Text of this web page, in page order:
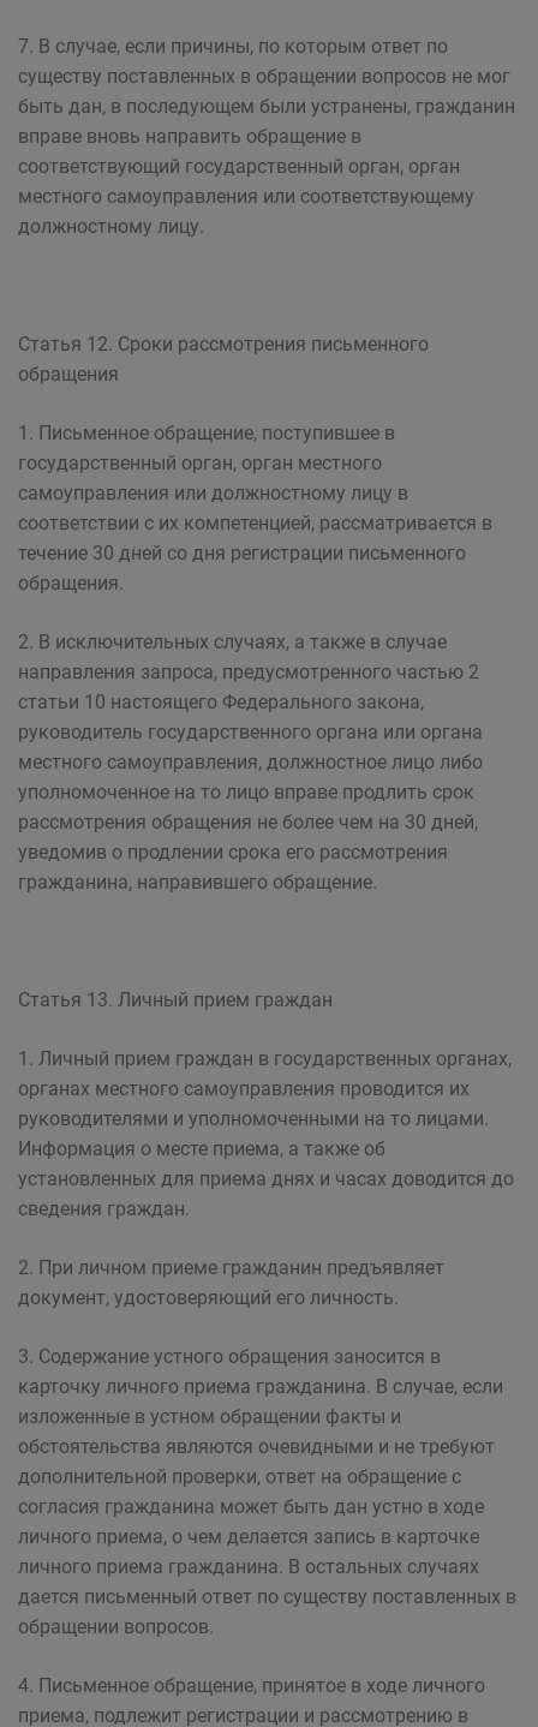
7. В случае, если причины, по которым ответ по
существу поставленных в обращении вопросов не мог
быть дан, в последующем были устранены, гражданин
вправе вновь направить обращение в
соответствующий государственный орган, орган
местного самоуправления или соответствующему
должностному лицу.
Статья 12. Сроки рассмотрения письменного
обращения
1. Письменное обращение, поступившее в
государственный орган, орган местного
самоуправления или должностному лицу в
соответствии с их компетенцией, рассматривается в
течение 30 дней со дня регистрации письменного
обращения.
2. В исключительных случаях, а также в случае
направления запроса, предусмотренного частью 2
статьи 10 настоящего Федерального закона,
руководитель государственного органа или органа
местного самоуправления, должностное лицо либо
уполномоченное на то лицо вправе продлить срок
рассмотрения обращения не более чем на 30 дней,
уведомив о продлении срока его рассмотрения
гражданина, направившего обращение.
Статья 13. Личный прием граждан
1. Личный прием граждан в государственных органах,
органах местного самоуправления проводится их
руководителями и уполномоченными на то лицами.
Информация о месте приема, а также об
установленных для приема днях и часах доводится до
сведения граждан.
2. При личном приеме гражданин предъявляет
документ, удостоверяющий его личность.
3. Содержание устного обращения заносится в
карточку личного приема гражданина. В случае, если
изложенные в устном обращении факты и
обстоятельства являются очевидными и не требуют
дополнительной проверки, ответ на обращение с
согласия гражданина может быть дан устно в ходе
личного приема, о чем делается запись в карточке
личного приема гражданина. В остальных случаях
дается письменный ответ по существу поставленных в
обращении вопросов.
4. Письменное обращение, принятое в ходе личного
приема, подлежит регистрации и рассмотрению в